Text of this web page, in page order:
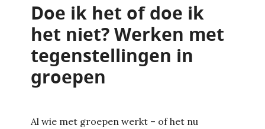
Doe ik het of doe ik
het niet? Werken met
tegenstellingen in
groepen
Al wie met groepen werkt – of het nu